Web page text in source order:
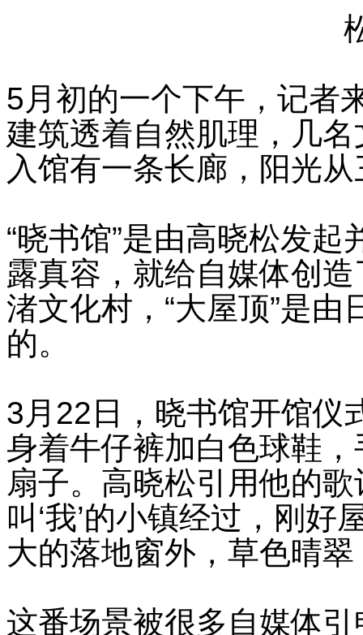
5月初的一个下午，记者
建筑透着自然肌理，几
入馆有一条长廊，阳光
“晓书馆”是由高晓松发
露真容，就给自媒体创
渚文化村，“大屋顶”是
的。
3月22日，晓书馆开馆仪
身着牛仔裤加白色球鞋
扇子。高晓松引用他的
叫‘我’的小镇经过，刚好
大的落地窗外，草色晴
这番场景被很多自媒体